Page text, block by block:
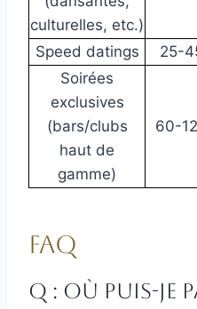
culturelles, etc.)
Speed datings
25-
Soirées
exclusives
(bars/clubs
haut de
gamme)
60-
FAQ
Q : Où puis-je